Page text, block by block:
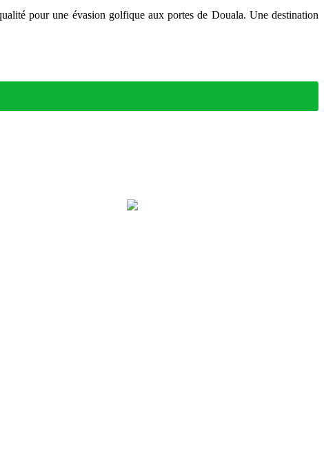
pour une évasion golfique aux portes de Douala. Une destination